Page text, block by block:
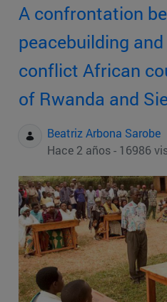
A confrontation
peacebuilding
conflict African
of Rwanda and
Beatriz Arbona Sarobe
Hace 2 años - 16986